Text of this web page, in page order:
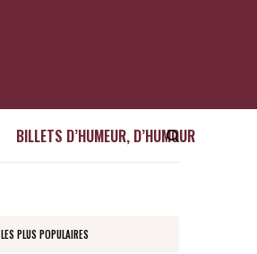
BILLETS D’HUMEUR, D’HUMOUR
LES PLUS POPULAIRES